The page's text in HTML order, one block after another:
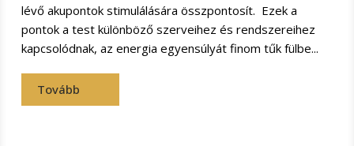
lévő akupontok stimulálására összpontosít. Ezek a
pontok a test különböző szerveihez és rendszereihez
kapcsolódnak, az energia egyensúlyát finom tűk fülbe...
Tovább